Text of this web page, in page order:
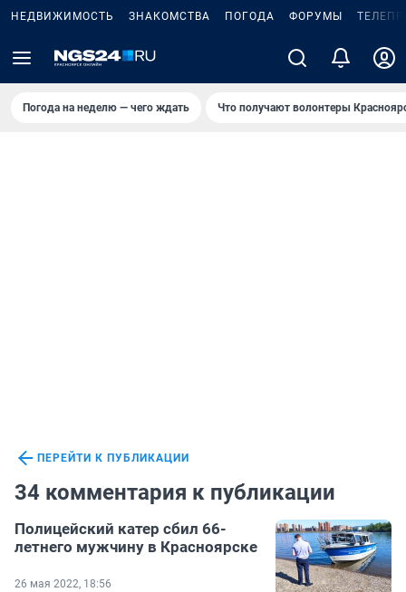
НЕДВИЖИМОСТЬ ЗНАКОМСТВА ПОГОДА ФОРУМЫ
Погода на неделю — чего ждать Что получают волонтеры
ПЕРЕЙТИ К ПУБЛИКАЦИИ
34 комментария к публикации
Полицейский катер сбил 66-
летнего мужчину в Красноярске
26 мая 2022, 18:56